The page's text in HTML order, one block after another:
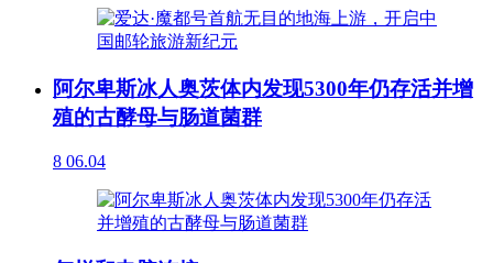
阿尔卑斯冰人奥茨体内发现5300年仍存活并增
殖的古酵母与肠道菌群
8 06.04